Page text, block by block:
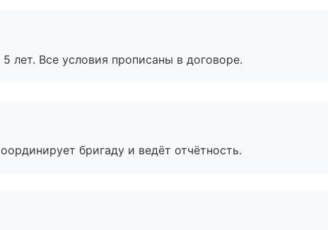
Все условия прописаны в договоре.
бригаду и ведёт отчётность.